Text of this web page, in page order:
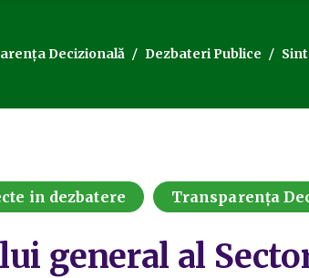
Decizională Dezbateri Publice
in dezbatere Transparența
general al